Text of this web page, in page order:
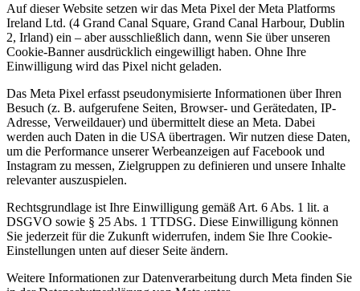
Auf dieser Website setzen wir das Meta Pixel der Meta Platforms
Ireland Ltd. (4 Grand Canal Square, Grand Canal Harbour, Dublin
2, Irland) ein – aber ausschließlich dann, wenn Sie über unseren
Cookie-Banner ausdrücklich eingewilligt haben. Ohne Ihre
Einwilligung wird das Pixel nicht geladen.
Das Meta Pixel erfasst pseudonymisierte Informationen über Ihren
Besuch (z. B. aufgerufene Seiten, Browser- und Gerätedaten, IP-
Adresse, Verweildauer) und übermittelt diese an Meta. Dabei
werden auch Daten in die USA übertragen. Wir nutzen diese Daten,
um die Performance unserer Werbeanzeigen auf Facebook und
Instagram zu messen, Zielgruppen zu definieren und unsere Inhalte
relevanter auszuspielen.
Rechtsgrundlage ist Ihre Einwilligung gemäß Art. 6 Abs. 1 lit. a
DSGVO sowie § 25 Abs. 1 TTDSG. Diese Einwilligung können
Sie jederzeit für die Zukunft widerrufen, indem Sie Ihre Cookie-
Einstellungen unten auf dieser Seite ändern.
Weitere Informationen zur Datenverarbeitung durch Meta finden Sie